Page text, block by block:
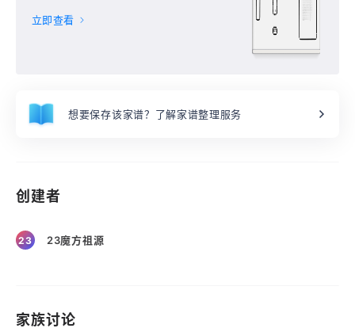
立即查看
想要保存该家谱？了解家谱整理服务
创建者
23 23魔方祖源
家族讨论